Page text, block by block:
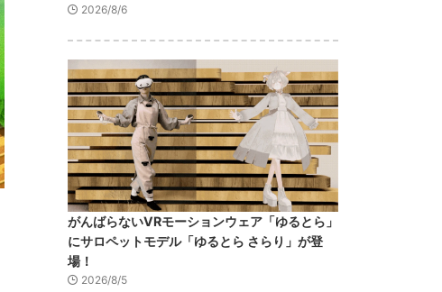
2026/8/6
がんばらないVRモーションウェア「ゆるとら」
にサロペットモデル「ゆるとら さらり」が登
場！
2026/8/5